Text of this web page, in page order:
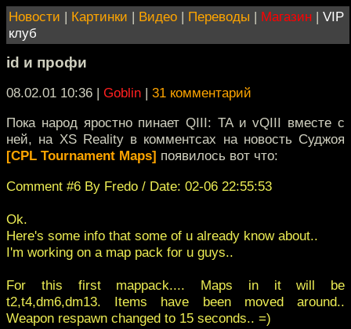
Новости | Картинки | Видео | Переводы | Магазин | VIP
клуб
id и профи
08.02.01 10:36 | Goblin | 31 комментарий
Пока народ яростно пинает QIII: TA и vQIII вместе с
ней, на XS Reality в комментсах на новость Суджоя
[CPL Tournament Maps] появилось вот что:
Comment #6 By Fredo / Date: 02-06 22:55:53
Ok.
Here's some info that some of u already know about..
I'm working on a map pack for u guys..
For this first mappack.... Maps in it will be
t2,t4,dm6,dm13. Items have been moved around..
Weapon respawn changed to 15 seconds.. =)